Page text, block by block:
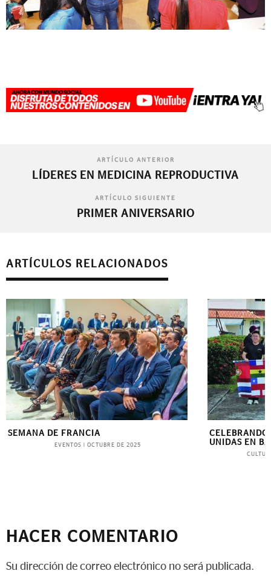
ARTÍCULO ANTERIOR
LÍDERES EN MEDICINA REPRODUCTIVA
ARTÍCULO SIGUIENTE
PRIMER ANIVERSARIO
ARTÍCULOS RELACIONADOS
SEMANA DE FRANCIA
EVENTOS OCTUBRE DE 2025
UNIDAS EN
HACER COMENTARIO
Su dirección de correo electrónico no será publicada.